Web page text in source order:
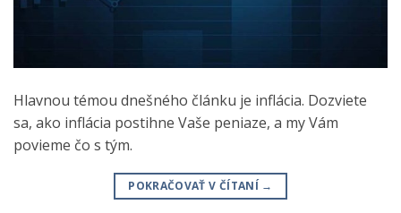
Hlavnou témou dnešného článku je inflácia. Dozviete
sa, ako inflácia postihne Vaše peniaze, a my Vám
povieme čo s tým.
POKRAČOVAŤ V ČÍTANÍ →